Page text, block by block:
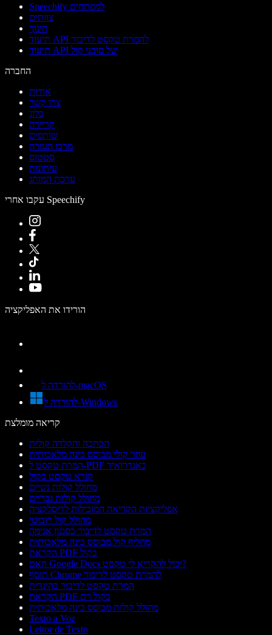
Speechify למפתחים
צוותים
חינוך
תיעוד API להמרת טקסט לדיבור
תיעוד API של סוכני קול
החברה
אודות
צרו קשר
בלוג
קריירה
שותפים
מרכז העזרה
סטטוס
עיתונות
ערכת המותג
עקבו אחרי Speechify
הורידו את האפליקציה
להורדה ל-macOS
להורדה ל-Windows
קריאה מומלצת
הכתבה והקלדה קולית
עוזר קולי מבוסס בינה מלאכותית
המרת טקסט ל-PDF באנדרואיד
קורא טקסט בקול
מחולל קולות נשיים
מחולל קולות גבריים
אפליקציות הקריאה המובילות לדיסלקציה
מחולל קול רובוטי
המרת טקסט לדיבור בסגנון אנימה
מחליף קול מבוסס בינה מלאכותית
הקראת PDF בקול
האם Google Docs יכול להקריא לי טקסט?
תוסף Chrome להמרת טקסט לדיבור
המרת טקסט לדיבור בהינדית
הקראת PDF בקול רם
מחולל קולות מבוסס בינה מלאכותית
Texto a Voz
Leitor de Texto